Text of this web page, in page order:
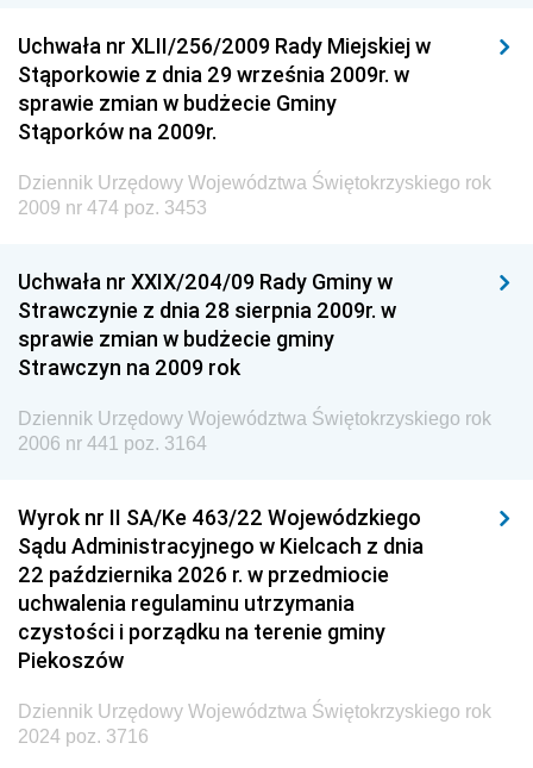
Dziennik Urzędowy Generalnej Dyrekcji Dróg
Krajowych i Autostrad
Dziennik Urzędowy Ministra Środowiska
Dziennik Urzędowy Ministra Edukacji
Dziennik Urzędowy Ministra Przemysłu
Dziennik Urzędowy Ministra Finansów i Gospodarki
Dziennik Urzędowy Ministra do Spraw Unii
Dziennik Urzędowy Agencji Wywiadu
Uchwała nr XLII/256/2009 Rady Miejskiej w
Stąporkowie z dnia 29 września 2009r. w
sprawie zmian w budżecie Gminy
Stąporków na 2009r.
Dziennik Urzędowy Województwa Świętokrzyskiego rok
2009 nr 474 poz. 3453
Uchwała nr XXIX/204/09 Rady Gminy w
Strawczynie z dnia 28 sierpnia 2009r. w
sprawie zmian w budżecie gminy
Strawczyn na 2009 rok
Dziennik Urzędowy Województwa Świętokrzyskiego rok
2006 nr 441 poz. 3164
Wyrok nr II SA/Ke 463/22 Wojewódzkiego
Sądu Administracyjnego w Kielcach z dnia
22 października 2026 r. w przedmiocie
uchwalenia regulaminu utrzymania
czystości i porządku na terenie gminy
Piekoszów
Dziennik Urzędowy Województwa Świętokrzyskiego rok
2024 poz. 3716